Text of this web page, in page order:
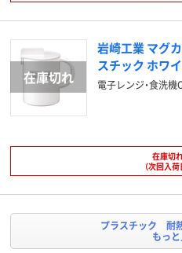
岩崎工業 マグ
スチック ホワ
電子レンジ・食洗
在庫切
（次回入荷
プラスチック 耐
もっ